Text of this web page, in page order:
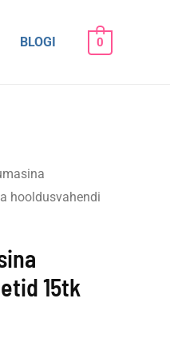
BLOGI 0
hooldusvahendi
15tk